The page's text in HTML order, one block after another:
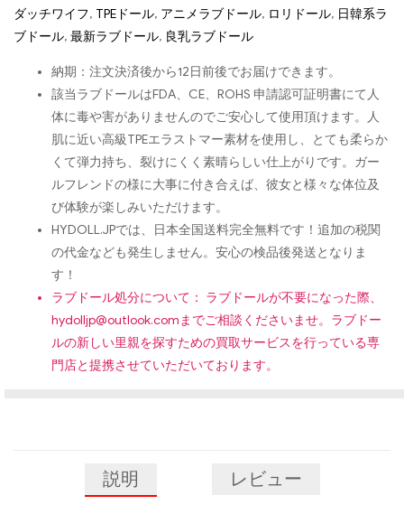
ダッチワイフ, TPEドール, アニメラブドール, ロリドール, 日韓系ラ
ブドール, 最新ラブドール, 良乳ラブドール
納期：注文決済後から12日前後でお届けできます。
該当ラブドールはFDA、CE、ROHS 申請認可証明書にて人
体に毒や害がありませんのでご安心して使用頂けます。人
肌に近い高級TPEエラストマー素材を使用し、とても柔らか
くて弾力持ち、裂けにくく素晴らしい仕上がりです。ガー
ルフレンドの様に大事に付き合えば、彼女と様々な体位及
び体験が楽しみいただけます。
HYDOLL.JPでは、日本全国送料完全無料です！追加の税関
の代金なども発生しません。安心の検品後発送となりま
す！
ラブドール処分について： ラブドールが不要になった際、
hydolljp@outlook.comまでご相談くださいませ。ラブドー
ルの新しい里親を探すための買取サービスを行っている専
門店と提携させていただいております。
説明 レビュー